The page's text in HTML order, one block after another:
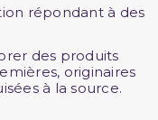
répondant à des
des produits
originaires
à la source.